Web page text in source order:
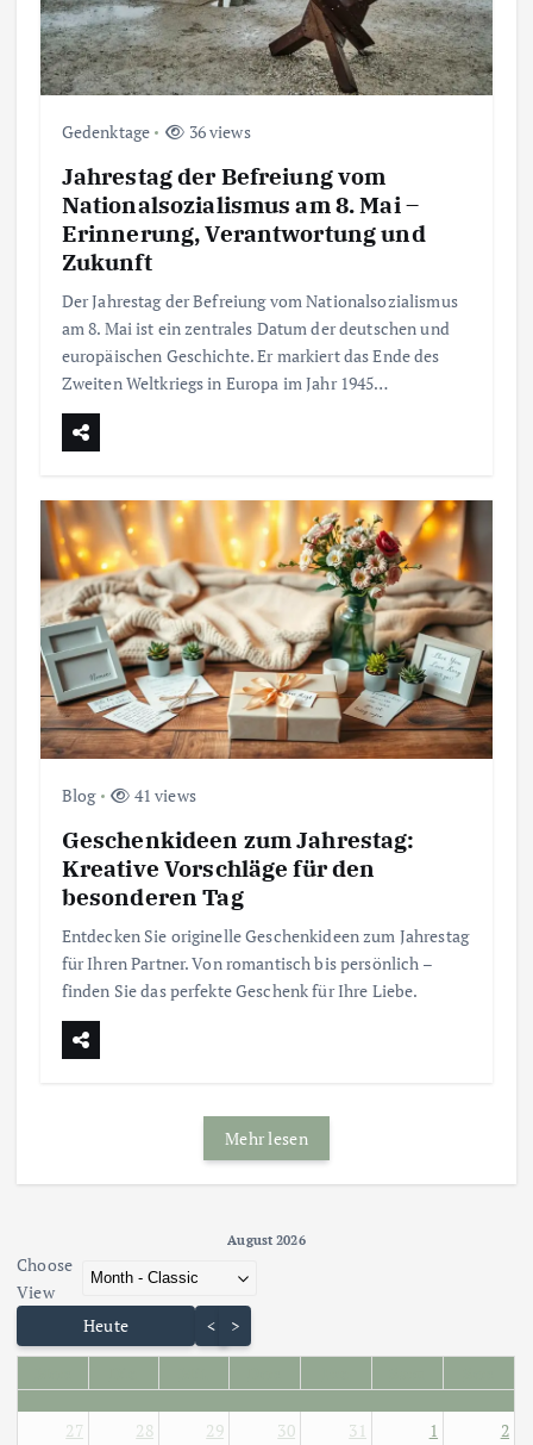
Gedenktage 36 views
Jahrestag der Befreiung vom
Nationalsozialismus am 8. Mai –
Erinnerung, Verantwortung und
Zukunft
Der Jahrestag der Befreiung vom Nationalsozialismus
am 8. Mai ist ein zentrales Datum der deutschen und
europäischen Geschichte. Er markiert das Ende des
Zweiten Weltkriegs in Europa im Jahr 1945…
Blog 41 views
Geschenkideen zum Jahrestag:
Kreative Vorschläge für den
besonderen Tag
Entdecken Sie originelle Geschenkideen zum Jahrestag
für Ihren Partner. Von romantisch bis persönlich –
finden Sie das perfekte Geschenk für Ihre Liebe.
Mehr lesen
Skip Calendar
August 2026 - current view is dayGridMonth
August 2026
Choose
View
Heute
< >
27 28 29 30 31 1 2